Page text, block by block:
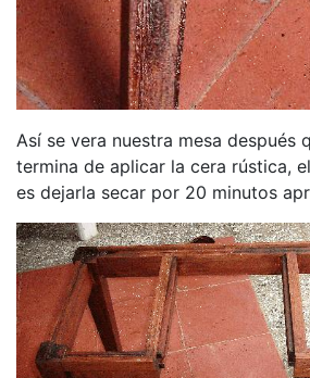
Así se vera nuestra mesa después
termina de aplicar la cera rústica,
es dejarla secar por 20 minutos